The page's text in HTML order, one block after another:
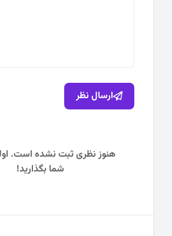
ارسال نظر
هنوز نظری ثبت نشده است.
شما بگذارید!